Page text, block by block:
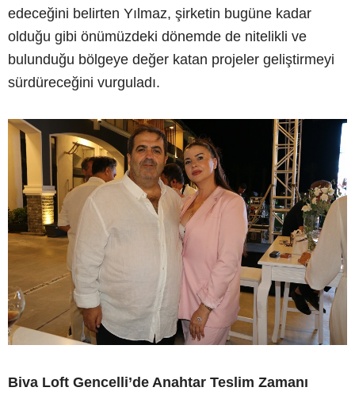
edeceğini belirten Yılmaz, şirketin bugüne kadar
olduğu gibi önümüzdeki dönemde de nitelikli ve
bulunduğu bölgeye değer katan projeler geliştirmeyi
sürdüreceğini vurguladı.
Biva Loft Gencelli’de Anahtar Teslim Zamanı